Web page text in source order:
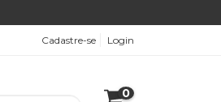
Cadastre-se Login
0